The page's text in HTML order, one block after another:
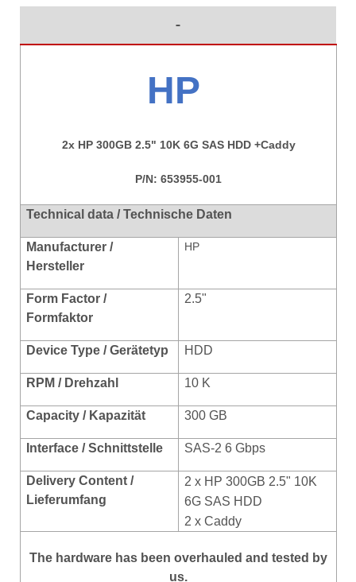
HP
2x HP 300GB 2.5" 10K 6G SAS HDD +Caddy
P/N: 653955-001
Technical data / Technische Daten
Manufacturer /
Hersteller
HP
Form Factor /
Formfaktor
2.5"
Device Type / Gerätetyp HDD
RPM / Drehzahl 10 K
Capacity / Kapazität 300 GB
Interface / Schnittstelle SAS-2 6 Gbps
Delivery Content /
Lieferumfang
2 x HP 300GB 2.5" 10K
6G SAS HDD
2 x Caddy
The hardware has been overhauled and tested by
us.